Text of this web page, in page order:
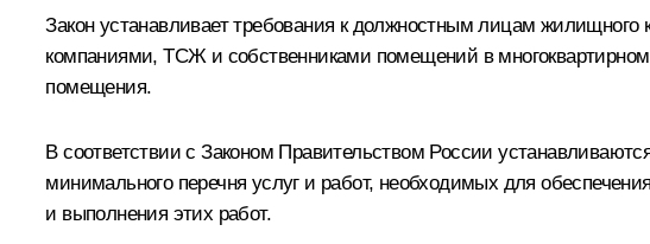
Закон устанавливает требования к должностным лицам
компаниями, ТСЖ и собственниками помещений в
помещения.
В соответствии с Законом Правительством России
минимального перечня услуг и работ, необходимых для
и выполнения этих работ.